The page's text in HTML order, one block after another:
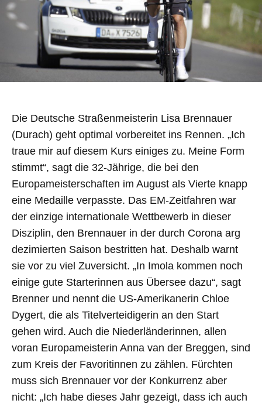
Die Deutsche Straßenmeisterin Lisa Brennauer
(Durach) geht optimal vorbereitet ins Rennen. „Ich
traue mir auf diesem Kurs einiges zu. Meine Form
stimmt“, sagt die 32-Jährige, die bei den
Europameisterschaften im August als Vierte knapp
eine Medaille verpasste. Das EM-Zeitfahren war
der einzige internationale Wettbewerb in dieser
Disziplin, den Brennauer in der durch Corona arg
dezimierten Saison bestritten hat. Deshalb warnt
sie vor zu viel Zuversicht. „In Imola kommen noch
einige gute Starterinnen aus Übersee dazu“, sagt
Brenner und nennt die US-Amerikanerin Chloe
Dygert, die als Titelverteidigerin an den Start
gehen wird. Auch die Niederländerinnen, allen
voran Europameisterin Anna van der Breggen, sind
zum Kreis der Favoritinnen zu zählen. Fürchten
muss sich Brennauer vor der Konkurrenz aber
nicht: „Ich habe dieses Jahr gezeigt, dass ich auch